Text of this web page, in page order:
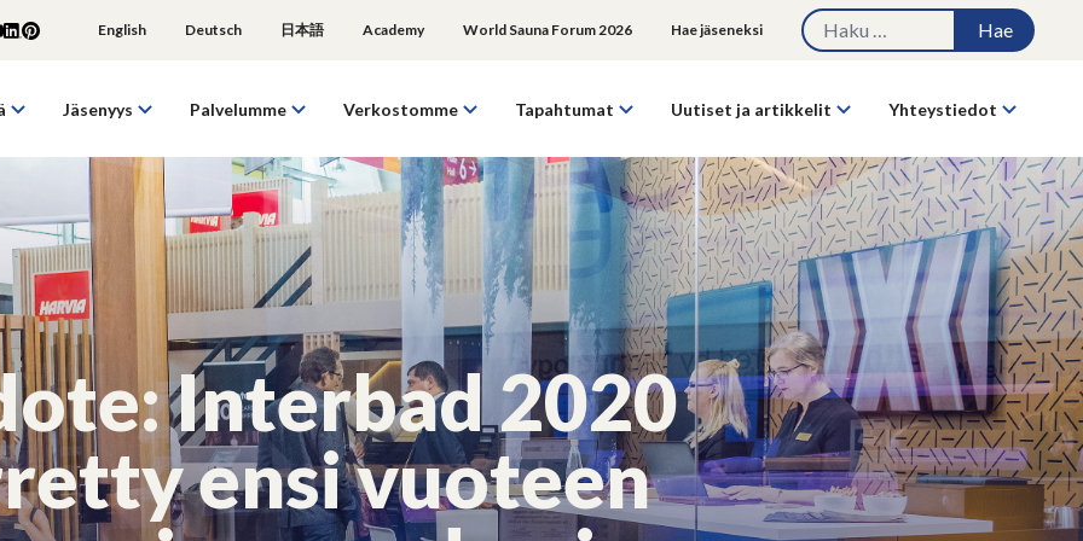
English Deutsch 日本語 Academy World Sauna Forum 2026 Hae jäseneksi Haku:
Jäsenyys Palvelumme Verkostomme Tapahtumat Uutiset ja artikkelit Yhteystiedot
Interbad 2020
ensi vuoteen